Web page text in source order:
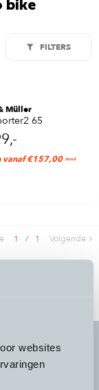
websites
bike
FILTERS
Müller
65
vanaf €157,00 /mnd
1 / 1 Volgende